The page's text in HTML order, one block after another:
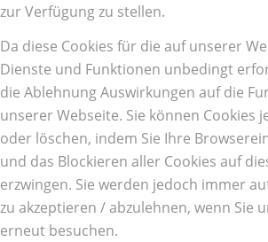
zur Verfügung zu stellen.
Da diese Cookies für die auf unserer
Dienste und Funktionen unbedingt
die Ablehnung Auswirkungen auf die
unserer Webseite. Sie können Cookies
oder löschen, indem Sie Ihre
und das Blockieren aller Cookies auf
erzwingen. Sie werden jedoch immer
zu akzeptieren / abzulehnen, wenn Sie
erneut besuchen.